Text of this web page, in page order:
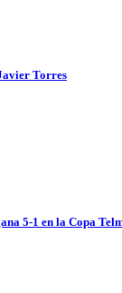
Torres
5-1 en la Copa